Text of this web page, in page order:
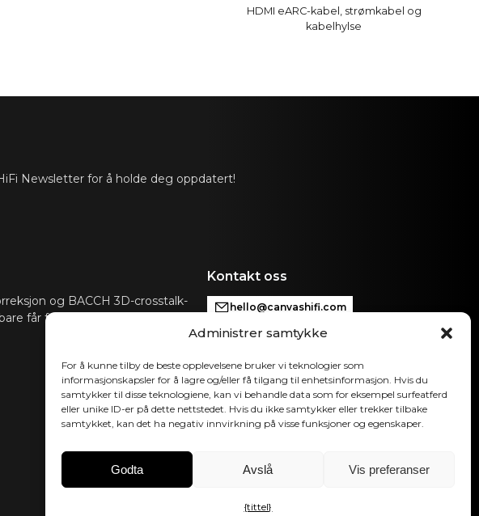
Administrer samtykke
For å kunne tilby de beste opplevelsene bruker vi teknologier som
informasjonskapsler for å lagre og/eller få tilgang til enhetsinformasjon. Hvis du
samtykker til disse teknologiene, kan vi behandle data som for eksempel surfeatferd
eller unike ID-er på dette nettstedet. Hvis du ikke samtykker eller trekker tilbake
samtykket, kan det ha negativ innvirkning på visse funksjoner og egenskaper.
Godta Avslå Vis preferanser
{tittel}
HDMI eARC, Toslink, Analog, Apple AirPlay 2 (flere rom), Google
App, Samsung App eller andre kontrollenheter. Kontakt vår
support for å få hjelp med konfigurasjon hvis du har spesielle
ønsker.
Programvare automatisk OTA. Maskinvareelektronikk kan
oppgraderes
HDMI eARC-kabel, strømkabel og
kabelhylse
Newsletter for å holde deg oppdatert!
og BACCH 3D-crosstalk-
får fra dedikerte hi-fi-
Kontakt oss
hello@canvashifi.com
Ring +45 29 75 00 45
CANVAS HiFi ApS
Flade Engvej 4
9900 Frederikshavn
Danmark
Følg oss